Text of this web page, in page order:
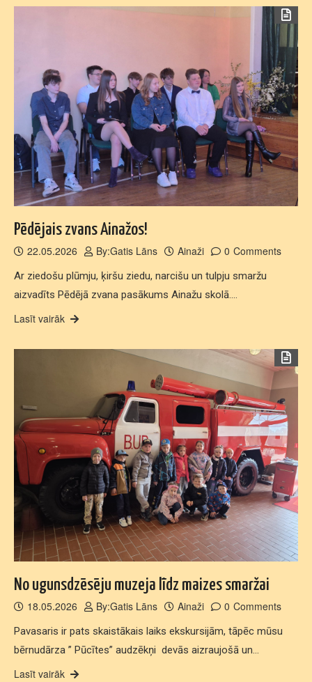
Pēdējais zvans Ainažos!
22.05.2026 By:Gatis Lāns Ainaži 0 Comments
Ar ziedošu plūmju, ķiršu ziedu, narcišu un tulpju smaržu
aizvadīts Pēdējā zvana pasākums Ainažu skolā.…
Lasīt vairāk
No ugunsdzēsēju muzeja līdz maizes smaržai
18.05.2026 By:Gatis Lāns Ainaži 0 Comments
Pavasaris ir pats skaistākais laiks ekskursijām, tāpēc mūsu
bērnudārza ” Pūcītes” audzēkņi devās aizraujošā un…
Lasīt vairāk